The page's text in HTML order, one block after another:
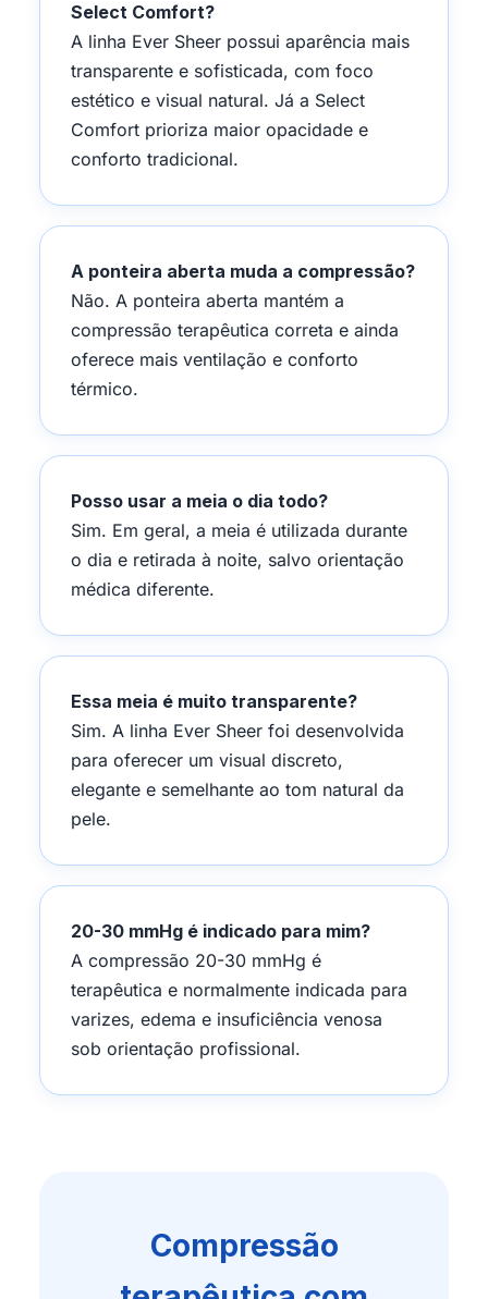
Select Comfort?
A linha Ever Sheer possui aparência mais
transparente e sofisticada, com foco
estético e visual natural. Já a Select
Comfort prioriza maior opacidade e
conforto tradicional.
A ponteira aberta muda a compressão?
Não. A ponteira aberta mantém a
compressão terapêutica correta e ainda
oferece mais ventilação e conforto
térmico.
Posso usar a meia o dia todo?
Sim. Em geral, a meia é utilizada durante
o dia e retirada à noite, salvo orientação
médica diferente.
Essa meia é muito transparente?
Sim. A linha Ever Sheer foi desenvolvida
para oferecer um visual discreto,
elegante e semelhante ao tom natural da
pele.
20-30 mmHg é indicado para mim?
A compressão 20-30 mmHg é
terapêutica e normalmente indicada para
varizes, edema e insuficiência venosa
sob orientação profissional.
Compressão